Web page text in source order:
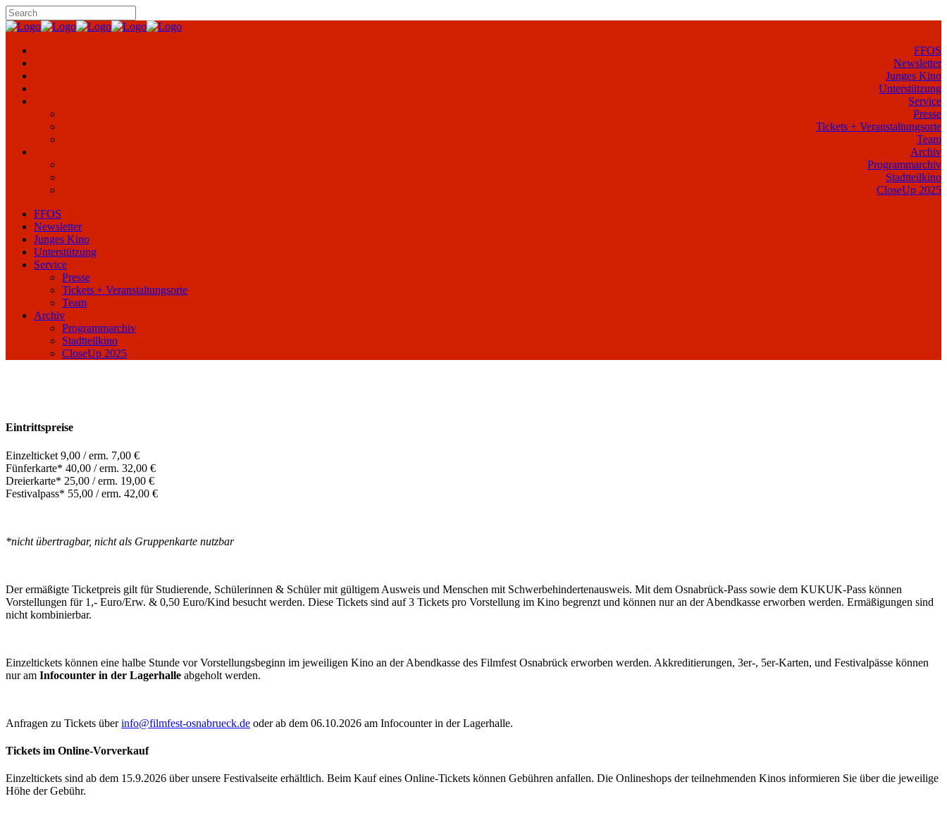
FFOS
Newsletter
Junges Kino
Unterstützung
Service
Presse
Tickets + Veranstaltungsorte
Team
Archiv
Programmarchiv
Stadtteilkino
CloseUp 2025
FFOS
Newsletter
Junges Kino
Unterstützung
Service
Presse
Tickets + Veranstaltungsorte
Team
Archiv
Programmarchiv
Stadtteilkino
CloseUp 2025
Eintrittspreise
Einzelticket 9,00 / erm. 7,00 €
Fünferkarte* 40,00 / erm. 32,00 €
Dreierkarte* 25,00 / erm. 19,00 €
Festivalpass* 55,00 / erm. 42,00 €
*nicht übertragbar, nicht als Gruppenkarte nutzbar
Der ermäßigte Ticketpreis gilt für Studierende, Schülerinnen & Schüler mit gültigem Ausweis und Menschen mit Schwerbehindertenausweis. Mit dem Osnabrück-Pass sowie dem KUKUK-Pass können
Vorstellungen für 1,- Euro/Erw. & 0,50 Euro/Kind besucht werden. Diese Tickets sind auf 3 Tickets pro Vorstellung im Kino begrenzt und können nur an der Abendkasse erworben werden. Ermäßigungen sind
nicht kombinierbar.
Einzeltickets können eine halbe Stunde vor Vorstellungsbeginn im jeweiligen Kino an der Abendkasse des Filmfest Osnabrück erworben werden. Akkreditierungen, 3er-, 5er-Karten, und Festivalpässe können
nur am Infocounter in der Lagerhalle abgeholt werden.
Anfragen zu Tickets überinfo@filmfest-osnabrueck.de oder ab dem 06.10.2026 am Infocounter in der Lagerhalle.
Tickets im Online-Vorverkauf
Einzeltickets sind ab dem 15.9.2026 über unsere Festivalseite erhältlich. Beim Kauf eines Online-Tickets können Gebühren anfallen. Die Onlineshops der teilnehmenden Kinos informieren Sie über die jeweilige
Höhe der Gebühr.